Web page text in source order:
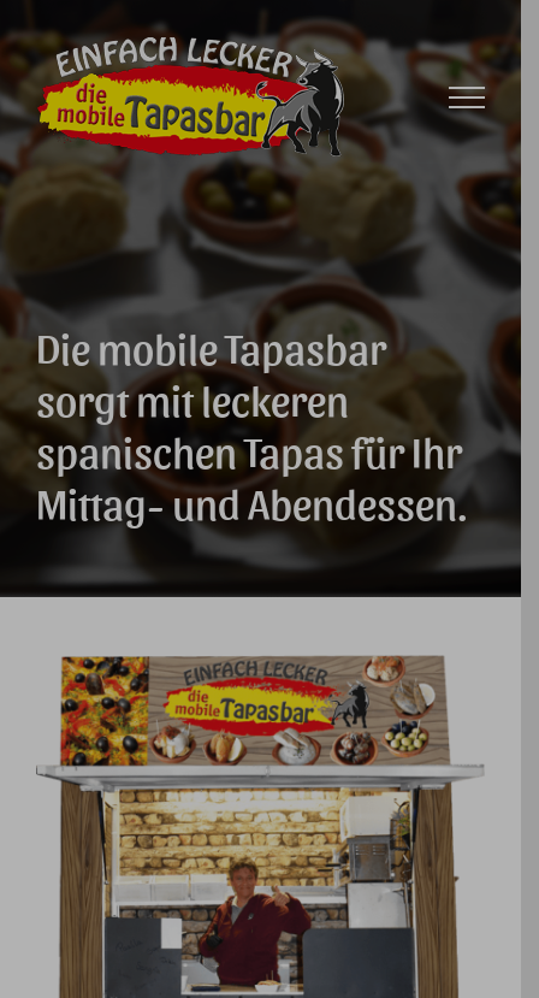
Inhalt
springen
Die mobile Tapasbar
sorgt mit leckeren
spanischen Tapas für Ihr
Mittag- und Abendessen.